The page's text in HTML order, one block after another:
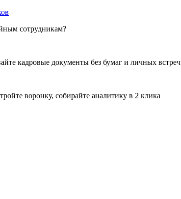
сотрудникам?
кадровые документы без бумаг и личных встреч
воронку, собирайте аналитику в 2 клика